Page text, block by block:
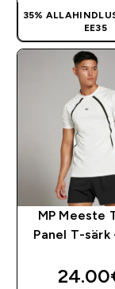
35%
EE35
MP Meeste
Panel T-särk